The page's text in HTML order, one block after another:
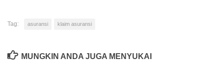
Tag: asuransi klaim asuransi
MUNGKIN ANDA JUGA MENYUKAI